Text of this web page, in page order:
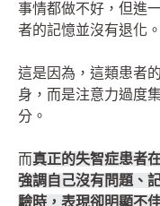
事情都做不好，但進
者的記憶並沒有退化。
這是因為，這類患者
身，而是注意力過度
分。
而真正的失智症患者
強調自己沒有問題、
驗時，表現卻明顯不